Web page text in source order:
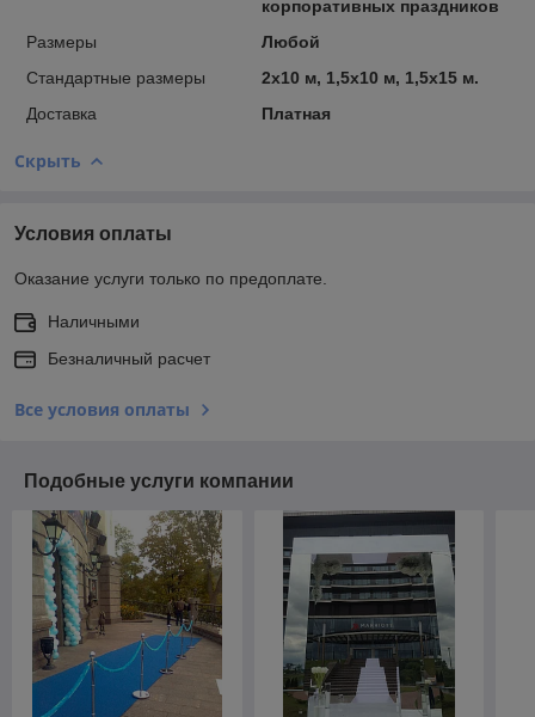
корпоративных праздников
Размеры
Любой
Стандартные размеры
2х10 м, 1,5х10 м, 1,5х15 м.
Доставка
Платная
Скрыть
Условия оплаты
Оказание услуги только по предоплате.
Наличными
Безналичный расчет
Все условия оплаты
Подобные услуги компании